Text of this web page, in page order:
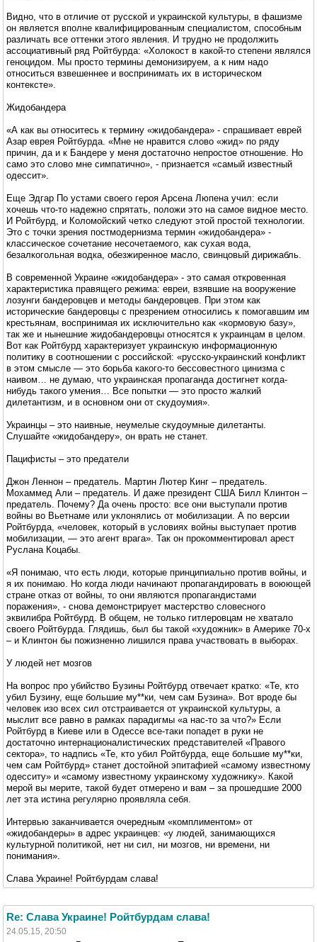
Видно, что в отличие от русской и украинской культуры, в фашизме
он является вполне квалифицированным специалистом, способным
различать все оттенки этого явления. И трудно не продолжить
ассоциативный ряд Ройтбурда: «Холокост в какой-то степени являлся
геноцидом. Мы просто термины демонизируем, а к ним надо
относиться взвешеннее и воспринимать их в историческом
контексте».
Жидобандера
«А как вы относитесь к термину «жидобандера» - спрашивает еврей
Азар еврея Ройтбурда. «Мне не нравится слово «жид» по ряду
причин, да и к Бандере у меня достаточно непростое отношение. Но
само это слово мне симпатично», - признается «самый известный
одессит».
Еще Эдгар По устами своего героя Арсена Люпена учил: если
хочешь что-то надежно спрятать, положи это на самое видное место.
И Ройтбурд, и Коломойский четко следуют этой простой технологии.
Это с точки зрения постмодернизма термин «жидобандера» -
классическое сочетание несочетаемого, как сухая вода,
безалкогольная водка, обезжиренное масло, свинцовый дирижабль.
В современной Украине «жидобандера» - это самая откровенная
характеристика правящего режима: евреи, взявшие на вооружение
лозунги бандеровцев и методы бандеровцев. При этом как
исторические бандеровцы с презрением относились к помогавшим им
крестьянам, воспринимая их исключительно как «кормовую базу»,
так же и нынешние жидобандеровцы относятся к украинцам в целом.
Вот как Ройтбурд характеризует украинскую информационную
политику в соотношении с российской: «русско-украинский конфликт
в этом смысле — это борьба какого-то бессовестного цинизма с
наивом… не думаю, что украинская пропаганда достигнет когда-
нибудь такого умения… Все попытки — это просто жалкий
дилетантизм, и в основном они от скудоумия».
Украинцы – это наивные, неумелые скудоумные дилетанты.
Слушайте «жидобандеру», он врать не станет.
Пацифисты – это предатели
Джон Леннон – предатель. Мартин Лютер Кинг – предатель.
Мохаммед Али – предатель. И даже президент США Билл Клинтон –
предатель. Почему? Да очень просто: все они выступали против
войны во Вьетнаме или уклонялись от мобилизации. А по версии
Ройтбурда, «человек, который в условиях войны выступает против
мобилизации, — это агент врага». Так он прокомментировал арест
Руслана Коцабы.
«Я понимаю, что есть люди, которые принципиально против войны, и
я их понимаю. Но когда люди начинают пропагандировать в воюющей
стране отказ от войны, то они являются пропагандистами
поражения», - снова демонстрирует мастерство словесного
эквилибра Ройтбурд. В общем, не только гитлеровцам не хватало
своего Ройтбурда. Глядишь, был бы такой «художник» в Америке 70-х
– и Клинтон бы пожизненно лишился права участвовать в выборах.
У людей нет мозгов
На вопрос про убийство Бузины Ройтбурд отвечает кратко: «Те, кто
убил Бузину, еще большие му**ки, чем сам Бузина». Вот вроде бы
человек изо всех сил отстраивается от украинской культуры, а
мыслит все равно в рамках парадигмы «а нас-то за что?» Если
Ройтбурд в Киеве или в Одессе все-таки попадет в руки не
достаточно интернационалистических представителей «Правого
сектора», то надпись «Те, кто убил Ройтбурда, еще большие му**ки,
чем сам Ройтбурд» станет достойной эпитафией «самому известному
одесситу» и «самому известному украинскому художнику». Какой
мерой вы мерите, такой будет отмерено и вам – за прошедшие 2000
лет эта истина регулярно проявляла себя.
Интервью заканчивается очередным «комплиментом» от
«жидобандеры» в адрес украинцев: «у людей, занимающихся
культурной политикой, нет ни сил, ни мозгов, ни времени, ни
понимания».
Слава Украине! Ройтбурдам слава!
Re: Слава Украине! Ройтбурдам слава!
24.05.15, 20:50